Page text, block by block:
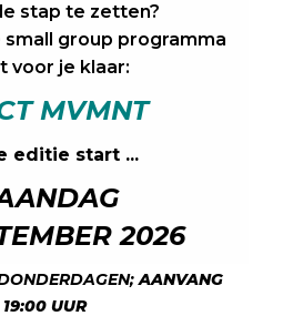
stap te zetten?
small group programma
voor je klaar:
MVMNT
editie start ...
2026
AANVANG
19:00 UUR